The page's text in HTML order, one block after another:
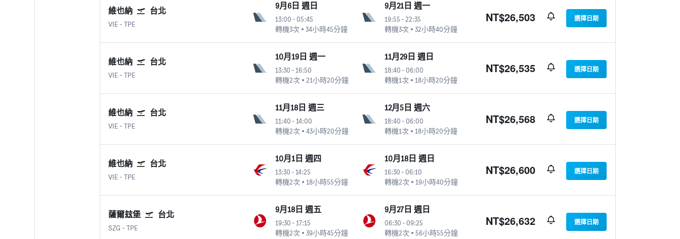
維也納 台北
VIE 維也納國際機場
- TPE
9月6日 週日
13:00 - 05:45
轉機3次
34小時45分鐘
9月21日 週一
19:55- 22:35
轉機3次
32小時40分鐘
NT$26,503 選擇日期
維也納 台北
VIE 維也納國際機場
- TPE
10月19日 週一
13:30 - 16:50
轉機2次
21小時20分鐘
11月29日 週日
18:40- 06:00
轉機1次
18小時20分鐘
NT$26,535 選擇日期
維也納 台北
VIE 維也納國際機場
- TPE
11月18日 週三
11:40 - 14:00
轉機2次
43小時20分鐘
12月5日 週六
18:40- 06:00
轉機1次
18小時20分鐘
NT$26,568 選擇日期
維也納 台北
VIE 維也納國際機場
- TPE
10月1日 週四
13:30 - 14:25
轉機2次
18小時55分鐘
10月18日 週日
16:30- 06:10
轉機2次
19小時40分鐘
NT$26,600 選擇日期
薩爾玆堡 台北
SZG 薩爾玆堡 薩爾斯堡機場
- TPE
9月18日 週五
19:30 - 17:15
轉機2次
39小時45分鐘
9月27日 週日
06:30- 09:25
轉機2次
56小時55分鐘
NT$26,632 選擇日期